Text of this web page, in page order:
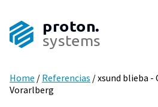
proton.
systems
Home / Referencias /xsund blieba -
Vorarlberg